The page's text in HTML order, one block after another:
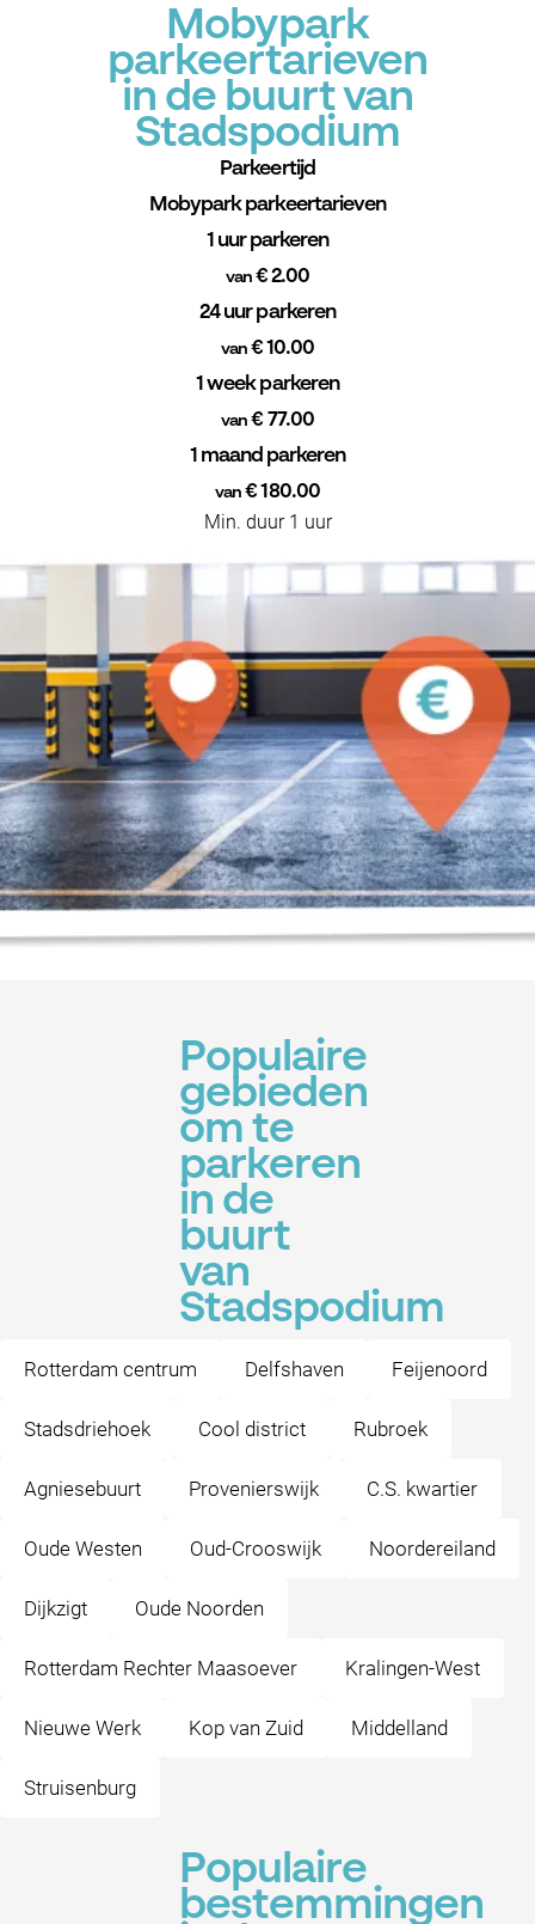
Mobypark
parkeertarieven
in de buurt van
Stadspodium
Parkeertijd
Mobypark parkeertarieven
1 uur parkeren
van€ 2.00
24 uur parkeren
van€ 10.00
1 week parkeren
van € 77.00
1 maand parkeren
van € 180.00
Min. duur 1 uur
Populaire
gebieden
om te
parkeren
in de
buurt
van
Stadspodium
Rotterdam centrum Delfshaven Feijenoord
Stadsdriehoek Cool district Rubroek
Agniesebuurt Provenierswijk C.S. kwartier
Oude Westen Oud-Crooswijk Noordereiland
Dijkzigt Oude Noorden
Rotterdam Rechter Maasoever Kralingen-West
Nieuwe Werk Kop van Zuid Middelland
Struisenburg
Populaire
bestemmingen